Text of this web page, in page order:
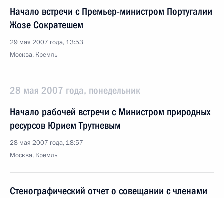
Начало встречи с Премьер-министром Португалии
Жозе Сократешем
29 мая 2007 года, 13:53
Москва, Кремль
28 мая 2007 года, понедельник
Начало рабочей встречи с Министром природных
ресурсов Юрием Трутневым
28 мая 2007 года, 18:57
Москва, Кремль
Стенографический отчет о совещании с членами